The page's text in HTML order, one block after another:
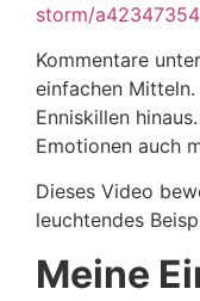
storm/
Kommentare
einfachen
Enniskillen
Emotionen auch
Dieses Video
leuchtendes
Meine